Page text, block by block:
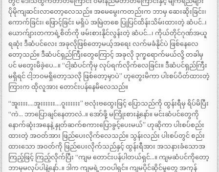
ပိုမိုကျဆင်းလာတော့လေသည်။ အမေမွေးကတည်းက ဘာမှ ဆေးဆိုးခြင်း၊
ကောက်ခြင်း၊ ဖြောင့်ခြင်း မရှိပဲ အမြဲတစေ ပြုပြင်ထိန်းသိမ်းထားတဲ့ ဆံပင်..၊
ယောက်ျားတကာရဲ့စိတ်ကို ဖမ်းစားနိုင်လွန်းတဲ့ ဆံပင်…၊ ကိုယ်တိုင်ဂုဏ်အယူ
ရဆုံး ဒီဆံပင်လေး အခုလိုဖြစ်တော့မယ့်အရေး လက်မခံနိုင်ပဲ ဖြစ်နေလေ
တော့သည်။ ဒီဆံပင်ရှည်ကြီးတွေကြောင့် အခုလို ဒုက္ခရောက်မယ်လို့ တခါမှ
ပင် မတွေးမိခဲ့ပေ…။ “ငါ့ဆံပင်ကိုမှ လုပ်ရက်လိုက်လေခြင်း။ ဒီဆံပင်ရှည်ကြီး
မရှိရင် ငါ့ဘဝမရှိတော့သလို ဖြစ်တော့မှာပဲ” ဟုတွေးမိကာ ပါးစပ်ပိတ်ထားတဲ့
ကြားက ထိုလူအား တောင်းပန်နေမိလေသည်။
“အူးးးး….အူးးးးးး….ဝူးးးးးး” ဗလုံးဗထွေးဖြင့် ပြောသည်ကို ထွန်းရီမှ ရိပ်မိပြီး
“ကဲ… ဘာပြောချင်နေတာလဲ..။ အော်ဖို့ မကြိုးစားနဲ့နော်။ မင်းဆံပင်တွေကို
နောက်ဆုံးအနေနဲ့ နှုတ်ဆက်စကားပြောခွင့်ပေးမယ်” ဟုဆိုကာ ပါးစပ်စည်း
ထားတဲ့ အဝတ်အား ဖြည်ပေးလိုက်လေသည်။ သွန်းလည်း ပါးစပ်တွင် စည်း
ထားသော အဝတ်ကို ဖြည်ပေးလိုက်သည်နှင့် ထွန်းရီအား အသနားခံသောအ
ကြည့်ဖြင့် ကြည့်လိုက်ပြီး “ကျမ တောင်းပန်ပါတယ်ရှင်…။ ကျမဆံပင်ကိုတော့
ဘာမှမလုပ်ပါနဲ့နော်..။ ဒါက ကျမရဲ့ဘဝပါရှင်။ ကျမပိုင်ဆိုင်မှုတွေ အကုန်